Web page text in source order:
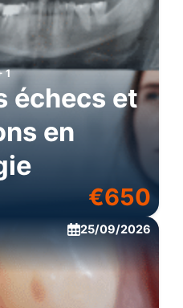
1
échecs et
en
€650
25/09/2026